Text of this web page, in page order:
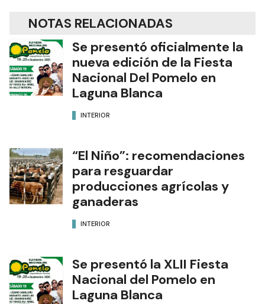
NOTAS RELACIONADAS
Se presentó oficialmente la
nueva edición de la Fiesta
Nacional Del Pomelo en
Laguna Blanca
INTERIOR
“El Niño”: recomendaciones
para resguardar
producciones agrícolas y
ganaderas
INTERIOR
Se presentó la XLII Fiesta
Nacional del Pomelo en
Laguna Blanca